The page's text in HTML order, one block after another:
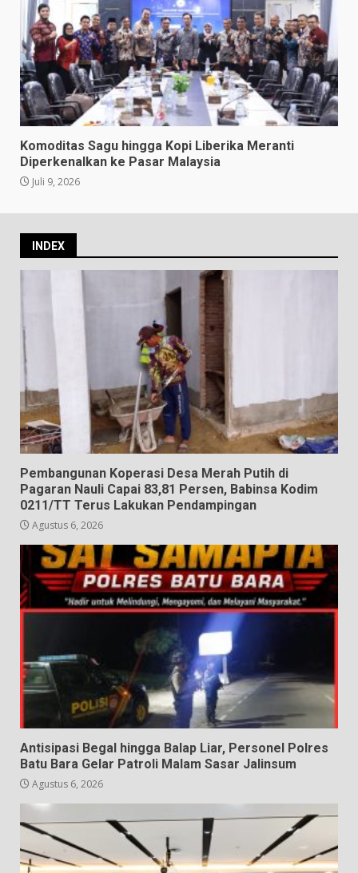
Komoditas Sagu hingga Kopi Liberika Meranti
Diperkenalkan ke Pasar Malaysia
Juli 9, 2026
INDEX
Pembangunan Koperasi Desa Merah Putih di
Pagaran Nauli Capai 83,81 Persen, Babinsa Kodim
0211/TT Terus Lakukan Pendampingan
Agustus 6, 2026
Antisipasi Begal hingga Balap Liar, Personel Polres
Batu Bara Gelar Patroli Malam Sasar Jalinsum
Agustus 6, 2026